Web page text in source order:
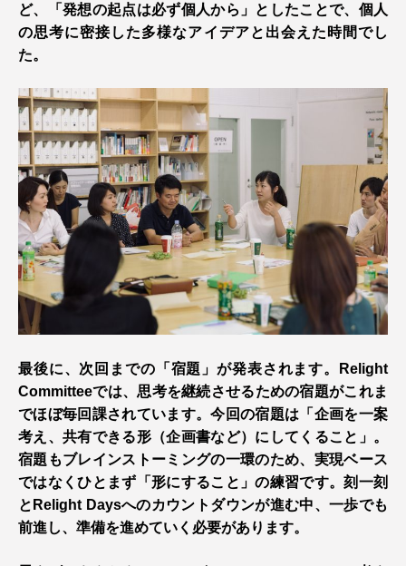
ど、「発想の起点は必ず個人から」としたことで、個人
の思考に密接した多様なアイデアと出会えた時間でし
た。
最後に、次回までの「宿題」が発表されます。Relight
Committeeでは、思考を継続させるための宿題がこれま
でほぼ毎回課されています。今回の宿題は「企画を一案
考え、共有できる形（企画書など）にしてくること」。
宿題もブレインストーミングの一環のため、実現ベース
ではなくひとまず「形にすること」の練習です。刻一刻
とRelight Daysへのカウントダウンが進む中、一歩でも
前進し、準備を進めていく必要があります。